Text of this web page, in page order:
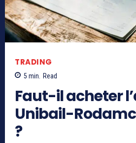
TRADING
5 min. Read
Faut-il acheter
Unibail-
?